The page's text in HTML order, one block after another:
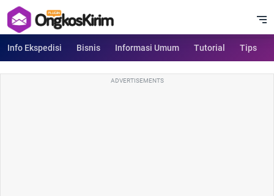
Info Ekspedisi Bisnis Informasi Umum Tutorial Tips
ADVERTISEMENTS